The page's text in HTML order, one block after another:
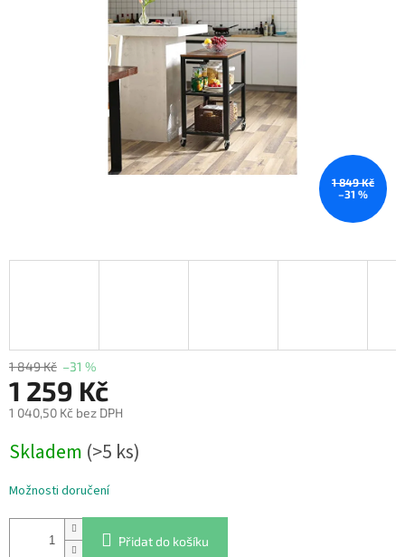
1 849 Kč
–31 %
1 849 Kč –31 %
1 259 Kč
1 040,50 Kč bez DPH
cena:
Skladem (>5 ks)
Možnosti doručení
Přidat do košíku